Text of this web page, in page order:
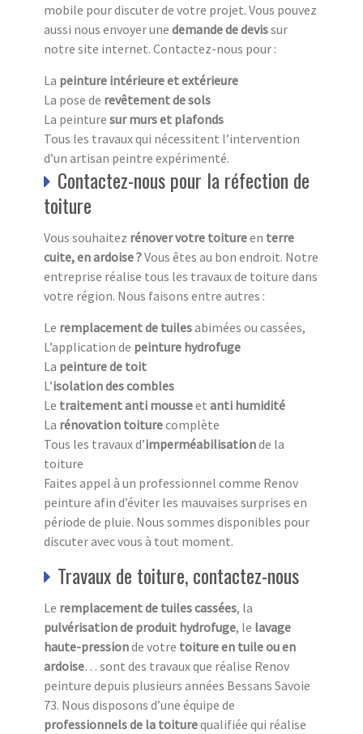
mobile pour discuter de votre projet. Vous pouvez
aussi nous envoyer une demande de devissur
notre site internet. Contactez-nous pour :
La peinture intérieure et extérieure
La pose de revêtement de sols
La peinture sur murs et plafonds
Tous les travaux qui nécessitent l’intervention
d’un artisan peintre expérimenté.
Contactez-nous pour la réfection de
toiture
Vous souhaitez rénover votre toitureen terre
cuite, en ardoise ?Vous êtes au bon endroit. Notre
entreprise réalise tous les travaux de toiture dans
votre région. Nous faisons entre autres :
Le remplacement de tuilesabimées ou cassées,
L’application de peinture hydrofuge
La peinture de toit
L’isolation des combles
Le traitement anti mousseet anti humidité
La rénovation toiturecomplète
Tous les travaux d’imperméabilisationde la
toiture
Faites appel à un professionnel comme Renov
peinture afin d’éviter les mauvaises surprises en
période de pluie. Nous sommes disponibles pour
discuter avec vous à tout moment.
Travaux de toiture, contactez-nous
Le remplacement de tuiles cassées, la
pulvérisation de produit hydrofuge, le lavage
haute-pressionde votre toiture en tuile ou en
ardoise… sont des travaux que réalise Renov
peinture depuis plusieurs années Bessans Savoie
73. Nous disposons d’une équipe de
professionnels de la toiturequalifiée qui réalise